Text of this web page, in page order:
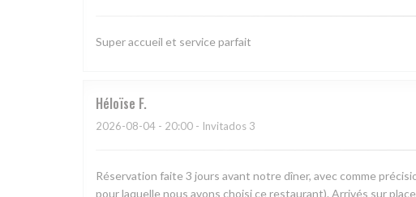
Super accueil et service parfait
Héloïse F
2026-08-04 - 20:00 - Invitados 3
Réservation faite 3 jours avant notre dîner, avec comme
pour laquelle nous avons choisi ce restaurant). Arrivés sur